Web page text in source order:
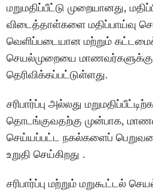
மறுமதிப்பீட்டு முறையானது,
விடைத்தாள்களை மதிப்பாய்வு
வெளிப்படையான மற்றும்
செயல்முறையை
தெரிவிக்கப்பட்டுள்ளது.
சரிபார்ப்பு அல்லது
தொடங்குவதற்கு முன்பாக,
செய்யப்பட்ட நகல்களைப்
உறுதி செய்கிறது .
சரிபார்ப்பு மற்றும் மறுகூட்டல்